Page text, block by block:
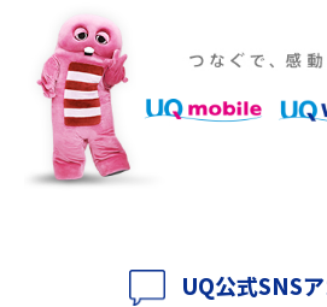
ポケット型Wi-Fiをレンタルするメリットとは
徴も紹介
持ち運びできるポケット型Wi-Fiのおススメの
ットも紹介
ポケット型Wi-Fiとは？通信の仕組みやメリッ
UQ公式SNS